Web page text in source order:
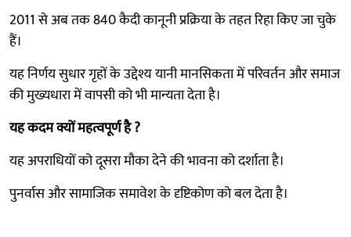
2011 से अब तक 840 कैदी कानूनी प्रक्रिया के तहत रिहा किए जा चुके
हैं।
यह निर्णय सुधार गृहों के उद्देश्य यानी मानसिकता में परिवर्तन और समाज
की मुख्यधारा में वापसी को भी मान्यता देता है।
यह कदम क्यों महत्वपूर्ण है ?
यह अपराधियों को दूसरा मौका देने की भावना को दर्शाता है।
पुनर्वास और सामाजिक समावेश के दृष्टिकोण को बल देता है।